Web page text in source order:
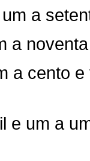
a
a
a cento
e um a